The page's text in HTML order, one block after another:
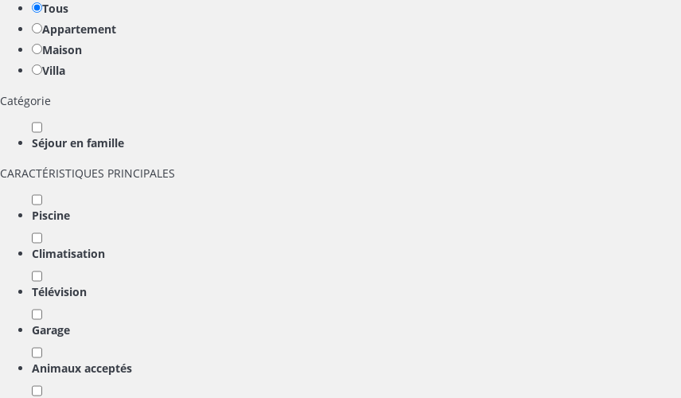
Tous
Appartement
Maison
Villa
Catégorie
Séjour en famille
CARACTÉRISTIQUES PRINCIPALES
Piscine
Climatisation
Télévision
Garage
Animaux acceptés